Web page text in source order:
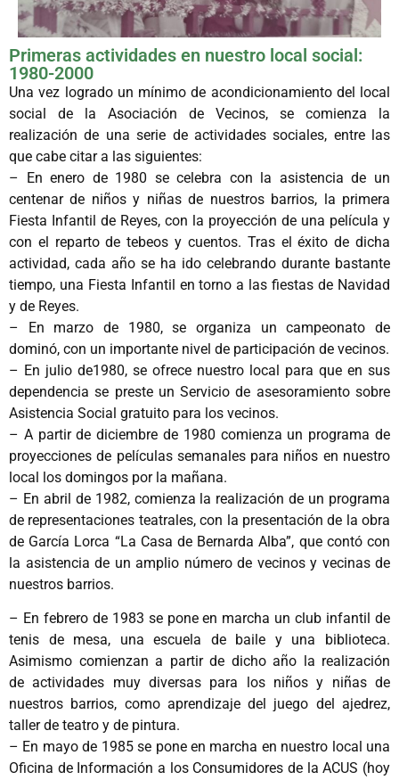
Primeras actividades en nuestro local social:
1980-2000
Una vez logrado un mínimo de acondicionamiento del local
social de la Asociación de Vecinos, se comienza la
realización de una serie de actividades sociales, entre las
que cabe citar a las siguientes:
– En enero de 1980 se celebra con la asistencia de un
centenar de niños y niñas de nuestros barrios, la primera
Fiesta Infantil de Reyes, con la proyección de una película y
con el reparto de tebeos y cuentos. Tras el éxito de dicha
actividad, cada año se ha ido celebrando durante bastante
tiempo, una Fiesta Infantil en torno a las fiestas de Navidad
y de Reyes.
– En marzo de 1980, se organiza un campeonato de
dominó, con un importante nivel de participación de vecinos.
– En julio de1980, se ofrece nuestro local para que en sus
dependencia se preste un Servicio de asesoramiento sobre
Asistencia Social gratuito para los vecinos.
– A partir de diciembre de 1980 comienza un programa de
proyecciones de películas semanales para niños en nuestro
local los domingos por la mañana.
– En abril de 1982, comienza la realización de un programa
de representaciones teatrales, con la presentación de la obra
de García Lorca “La Casa de Bernarda Alba”, que contó con
la asistencia de un amplio número de vecinos y vecinas de
nuestros barrios.
– En febrero de 1983 se pone en marcha un club infantil de
tenis de mesa, una escuela de baile y una biblioteca.
Asimismo comienzan a partir de dicho año la realización
de actividades muy diversas para los niños y niñas de
nuestros barrios, como aprendizaje del juego del ajedrez,
taller de teatro y de pintura.
– En mayo de 1985 se pone en marcha en nuestro local una
Oficina de Información a los Consumidores de la ACUS (hoy